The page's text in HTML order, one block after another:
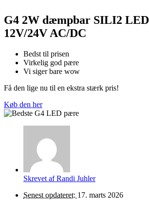
G4 2W dæmpbar SILI2
12V/24V AC/DC
Bedst til prisen
Virkelig god pære
Vi siger bare wow
Få den lige nu til en ekstra stærk pris!
Køb den her
Skrevet afRandi Juhler
Senest opdateret: 17. marts 2026